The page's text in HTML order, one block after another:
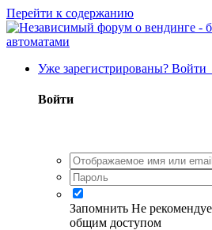
Перейти к содержанию
Уже зарегистрированы? Войти
Войти
Запомнить Не
общим доступом